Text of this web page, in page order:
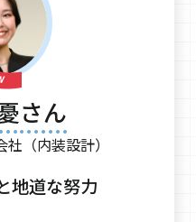
さん
（内装設計）
地道な努力